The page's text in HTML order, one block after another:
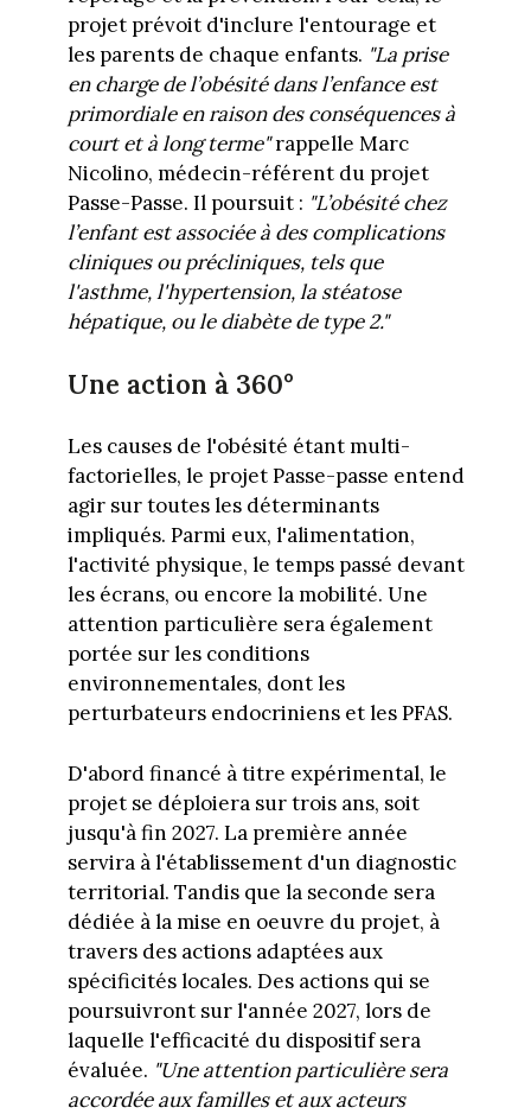
projet prévoit d'inclure l'entourage et
les parents de chaque enfants. "La prise
en charge de l’obésité dans l’enfance est
primordiale en raison des conséquences à
court et à long terme"rappelle Marc
Nicolino, médecin-référent du projet
Passe-Passe. Il poursuit : "L’obésité chez
l’enfant est associée à des complications
cliniques ou précliniques, tels que
l'asthme, l'hypertension, la stéatose
hépatique, ou le diabète de type 2."
Une action à 360°
Les causes de l'obésité étant multi-
factorielles, le projet Passe-passe entend
agir sur toutes les déterminants
impliqués. Parmi eux, l'alimentation,
l'activité physique, le temps passé devant
les écrans, ou encore la mobilité. Une
attention particulière sera également
portée sur les conditions
environnementales, dont les
perturbateurs endocriniens et les PFAS.
D'abord financé à titre expérimental, le
projet se déploiera sur trois ans, soit
jusqu'à fin 2027. La première année
servira à l'établissement d'un diagnostic
territorial. Tandis que la seconde sera
dédiée à la mise en oeuvre du projet, à
travers des actions adaptées aux
spécificités locales. Des actions qui se
poursuivront sur l'année 2027, lors de
laquelle l'efficacité du dispositif sera
évaluée. "Une attention particulière sera
accordée aux familles et aux acteurs